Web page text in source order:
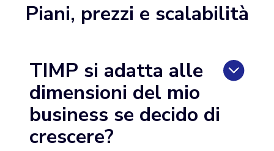
Piani, prezzi e scalabilità
TIMP si adatta alle
dimensioni del mio
business se decido di
crescere?